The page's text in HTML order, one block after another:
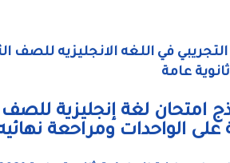
عامة
امتحان لغة إنجليزية
الواحدات ومراحعة نهائيه